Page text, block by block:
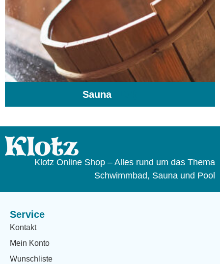
Sauna
Klotz Online Shop – Alles rund um das Thema
Schwimmbad, Sauna und Pool
Service
Kontakt
Mein Konto
Wunschliste